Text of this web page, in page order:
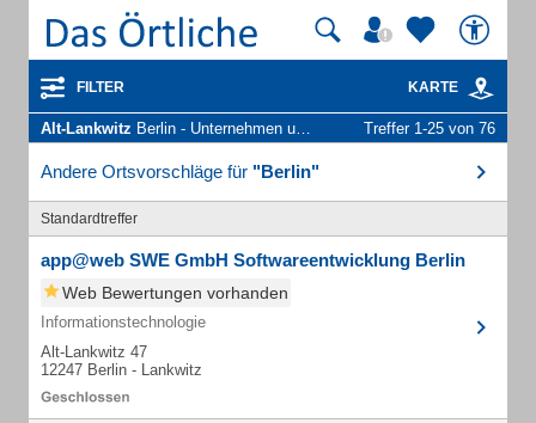
FILTER KARTE
Alt-Lankwitz Berlin - Unternehmen und Personen Treffer 1-25 von 76
Andere Ortsvorschläge für "Berlin"
Standardtreffer
app@web SWE GmbH Softwareentwicklung Berlin
Web Bewertungen vorhanden
Informationstechnologie
Alt-Lankwitz 47
12247 Berlin - Lankwitz